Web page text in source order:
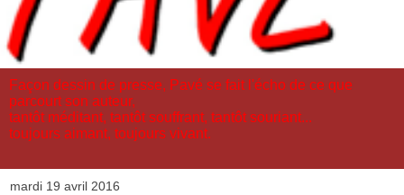
Façon dessin de presse, Pavé se fait l'écho de ce que
parcourt son auteur,
tantôt méditant, tantôt souffrant, tantôt souriant...
toujours aimant, toujours vivant.
mardi 19 avril 2016